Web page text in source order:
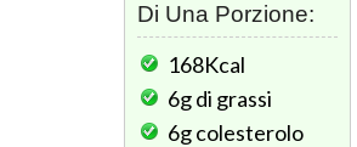
Di Una Porzione:
168Kcal
6gdi grassi
6gcolesterolo